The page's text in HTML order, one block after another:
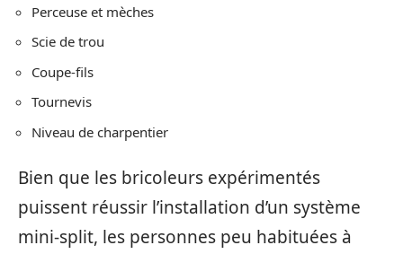
Perceuse et mèches
Scie de trou
Coupe-fils
Tournevis
Niveau de charpentier
Bien que les bricoleurs expérimentés
puissent réussir l’installation d’un système
mini-split, les personnes peu habituées à